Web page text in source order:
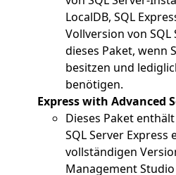
LocalDB, SQL
Vollversion von SQL
dieses Paket, wenn
besitzen und
benötigen.
Express with Advanced
Dieses Paket
SQL Server
vollständigen
Management